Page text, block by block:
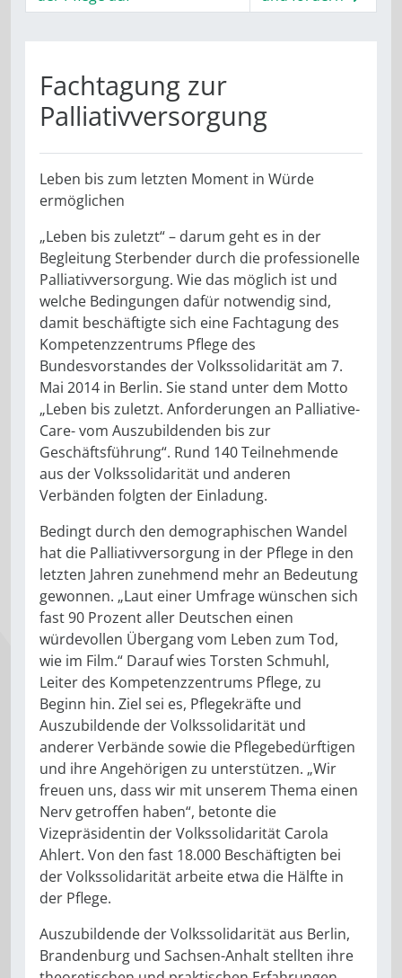
Fachtagung zur
Palliativversorgung
Leben bis zum letzten Moment in Würde
ermöglichen
„Leben bis zuletzt“ – darum geht es in der
Begleitung Sterbender durch die professionelle
Palliativversorgung. Wie das möglich ist und
welche Bedingungen dafür notwendig sind,
damit beschäftigte sich eine Fachtagung des
Kompetenzzentrums Pflege des
Bundesvorstandes der Volkssolidarität am 7.
Mai 2014 in Berlin. Sie stand unter dem Motto
„Leben bis zuletzt. Anforderungen an Palliative-
Care- vom Auszubildenden bis zur
Geschäftsführung“. Rund 140 Teilnehmende
aus der Volkssolidarität und anderen
Verbänden folgten der Einladung.
Bedingt durch den demographischen Wandel
hat die Palliativversorgung in der Pflege in den
letzten Jahren zunehmend mehr an Bedeutung
gewonnen. „Laut einer Umfrage wünschen sich
fast 90 Prozent aller Deutschen einen
würdevollen Übergang vom Leben zum Tod,
wie im Film.“ Darauf wies Torsten Schmuhl,
Leiter des Kompetenzzentrums Pflege, zu
Beginn hin. Ziel sei es, Pflegekräfte und
Auszubildende der Volkssolidarität und
anderer Verbände sowie die Pflegebedürftigen
und ihre Angehörigen zu unterstützen. „Wir
freuen uns, dass wir mit unserem Thema einen
Nerv getroffen haben“, betonte die
Vizepräsidentin der Volkssolidarität Carola
Ahlert. Von den fast 18.000 Beschäftigten bei
der Volkssolidarität arbeite etwa die Hälfte in
der Pflege.
Auszubildende der Volkssolidarität aus Berlin,
Brandenburg und Sachsen-Anhalt stellten ihre